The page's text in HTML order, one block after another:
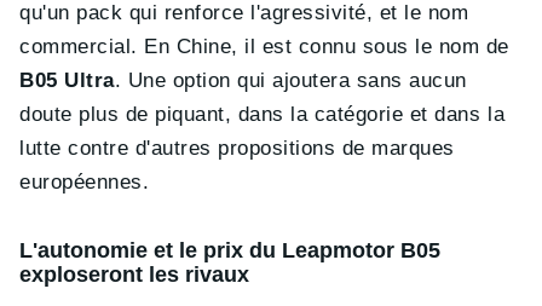
qu'un pack qui renforce l'agressivité, et le nom
commercial. En Chine, il est connu sous le nom de
B05 Ultra. Une option qui ajoutera sans aucun
doute plus de piquant, dans la catégorie et dans la
lutte contre d'autres propositions de marques
européennes.
L'autonomie et le prix du Leapmotor B05
exploseront les rivaux